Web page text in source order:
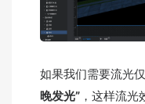
如果我们需要流光
晚发光” ，这样流光